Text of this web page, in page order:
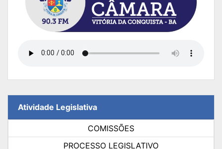
Atividade Legislativa
COMISSÕES
PROCESSO LEGISLATIVO